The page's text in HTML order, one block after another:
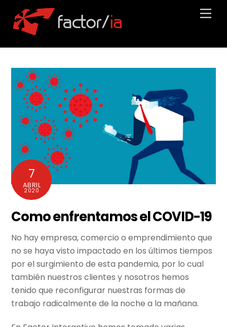
content
7
ABRIL
2020
Como enfrentamos el COVID-19
No hay empresa, comercio o emprendimiento que
no se haya visto impactado en los últimos tiempos
por el surgimiento de esta pandemia, por lo cual
también nuestros clientes y nosotros hemos
tenido que reconfigurar nuestras formas de
trabajo radicalmente de la noche a la mañana.